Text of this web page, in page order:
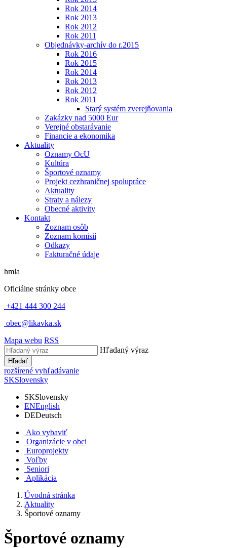
Rok 2014
Rok 2013
Rok 2012
Rok 2011
Objednávky-archív do r.2015
Rok 2016
Rok 2015
Rok 2014
Rok 2013
Rok 2012
Rok 2011
Starý systém zverejňovania
Zakázky nad 5000 Eur
Verejné obstarávanie
Financie a ekonomika
Aktuality
Oznamy OcU
Kultúra
Športové oznamy
Projekt cezhraničnej spolupráce
Aktuality
Straty a nálezy
Obecné aktivity
Kontakt
Zoznam osôb
Zoznam komisií
Odkazy
Fakturačné údaje
hmla
Oficiálne stránky obce
+421 444 300 244
obec@likavka.sk
Mapa webu RSS
Hľadaný výraz
Hľadať
rozšírené vyhľadávanie
SKSlovensky
SKSlovensky
ENEnglish
DEDeutsch
Ako vybaviť
Organizácie v obci
Europrojekty
Voľby
Seniori
Aplikácia
Úvodná stránka
Aktuality
Športové oznamy
Športové oznamy